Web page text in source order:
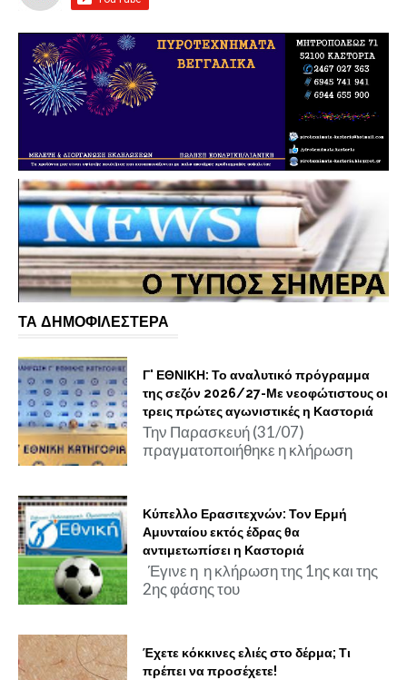
ΤΑ ΔΗΜΟΦΙΛΕΣΤΕΡΑ
Γ' ΕΘΝΙΚΗ: Το αναλυτικό πρόγραμμα
της σεζόν 2026/27-Με νεοφώτιστους οι
τρεις πρώτες αγωνιστικές η Καστοριά
Την Παρασκευή (31/07)
πραγματοποιήθηκε η κλήρωση
Κύπελλο Ερασιτεχνών: Τον Ερμή
Αμυνταίου εκτός έδρας θα
αντιμετωπίσει η Καστοριά
Έγινε η η κλήρωση της 1ης και της
2ης φάσης του
Έχετε κόκκινες ελιές στο δέρμα; Τι
πρέπει να προσέχετε!